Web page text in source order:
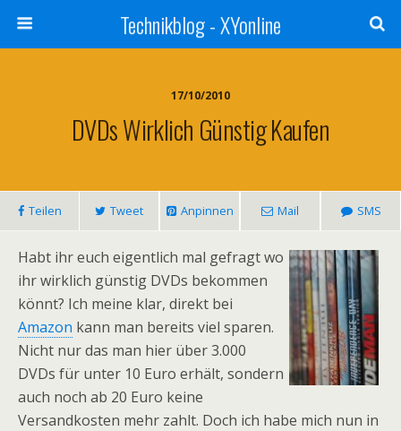
Technikblog - XYonline
17/10/2010
DVDs Wirklich Günstig Kaufen
Teilen Tweet Anpinnen Mail SMS
Habt ihr euch eigentlich mal gefragt wo
ihr wirklich günstig DVDs bekommen
könnt? Ich meine klar, direkt bei
Amazon kann man bereits viel sparen.
Nicht nur das man hier über 3.000
DVDs für unter 10 Euro erhält, sondern
auch noch ab 20 Euro keine
Versandkosten mehr zahlt. Doch ich habe mich nun in